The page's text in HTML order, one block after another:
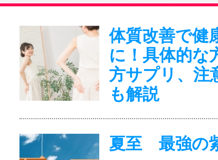
体質改善で健
に！具体的な
方サプリ、注
も解説
夏至 最強の